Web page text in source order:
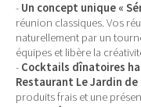
- Un concept unique «
réunion classiques. Vos
naturellement par un
équipes et libère la
- Cocktails dînatoires
Restaurant Le Jardin de
produits frais et une